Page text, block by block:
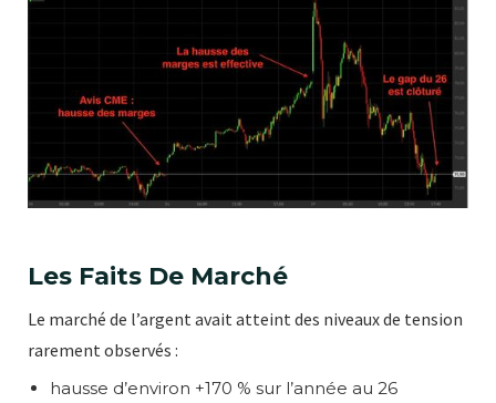
Les Faits De Marché
Le marché de l’argent avait atteint des niveaux de tension
rarement observés :
hausse d’environ +170 % sur l’année au 26